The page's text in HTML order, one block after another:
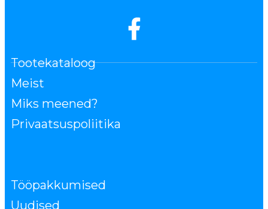
Tootekataloog
Meist
Miks meened?
Privaatsuspoliitika
Tööpakkumised
Uudised